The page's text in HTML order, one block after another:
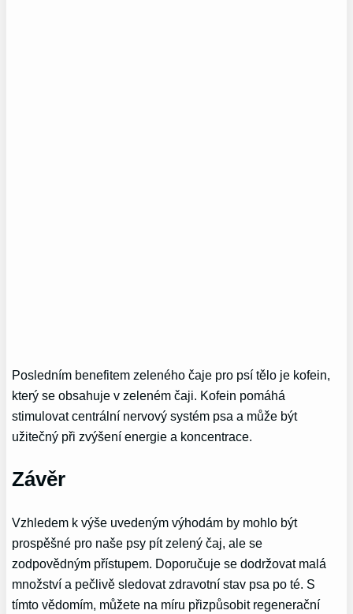
Posledním benefitem zeleného čaje pro psí tělo je kofein,
který se obsahuje v zeleném čaji. Kofein pomáhá
stimulovat centrální nervový systém psa a může být
užitečný při zvýšení energie a koncentrace.
Závěr
Vzhledem k výše uvedeným výhodám by mohlo být
prospěšné pro naše psy pít zelený čaj, ale se
zodpovědným přístupem. Doporučuje se dodržovat malá
množství a pečlivě sledovat zdravotní stav psa po té. S
tímto vědomím, můžete na míru přizpůsobit regenerační